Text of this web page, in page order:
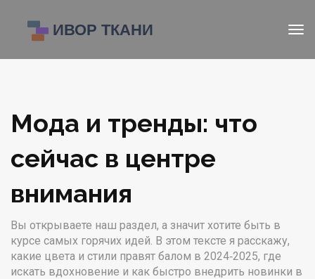
Мода и тренды: что
сейчас в центре
внимания
Вы открываете наш раздел, а значит хотите быть в
курсе самых горячих идей. В этом тексте я расскажу,
какие цвета и стили правят балом в 2024‑2025, где
искать вдохновение и как быстро внедрить новинки в